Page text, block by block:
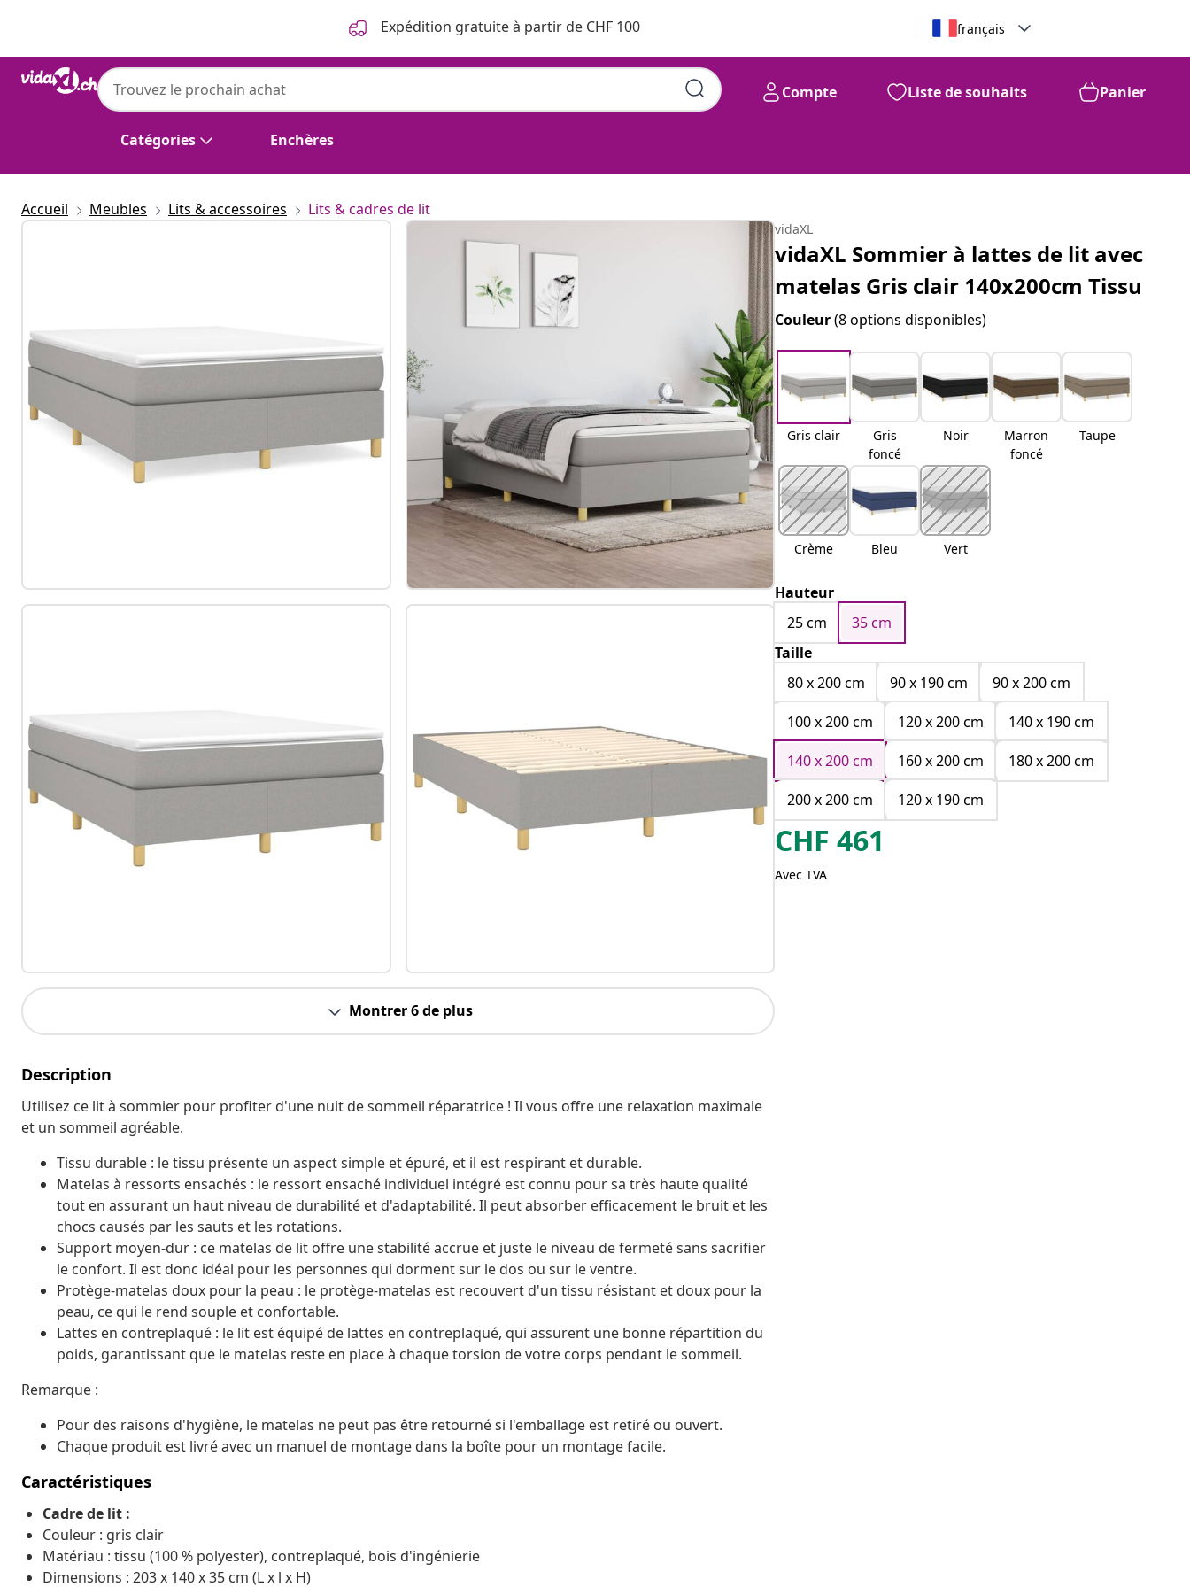
Expédition gratuite à partir de CHF 100 français
Catégories Enchères
Compte Liste de souhaits Panier
Accueil Meubles Lits & accessoires Lits & cadres de lit
Montrer 6 de plus
Description
Utilisez ce lit à sommier pour profiter d'une nuit de sommeil réparatrice ! Il vous offre une relaxation maximale
et un sommeil agréable.
Tissu durable : le tissu présente un aspect simple et épuré, et il est respirant et durable.
Matelas à ressorts ensachés : le ressort ensaché individuel intégré est connu pour sa très haute qualité
tout en assurant un haut niveau de durabilité et d'adaptabilité. Il peut absorber efficacement le bruit et les
chocs causés par les sauts et les rotations.
Support moyen-dur : ce matelas de lit offre une stabilité accrue et juste le niveau de fermeté sans sacrifier
le confort. Il est donc idéal pour les personnes qui dorment sur le dos ou sur le ventre.
Protège-matelas doux pour la peau : le protège-matelas est recouvert d'un tissu résistant et doux pour la
peau, ce qui le rend souple et confortable.
Lattes en contreplaqué : le lit est équipé de lattes en contreplaqué, qui assurent une bonne répartition du
poids, garantissant que le matelas reste en place à chaque torsion de votre corps pendant le sommeil.
Remarque :
Pour des raisons d'hygiène, le matelas ne peut pas être retourné si l'emballage est retiré ou ouvert.
Chaque produit est livré avec un manuel de montage dans la boîte pour un montage facile.
Caractéristiques
Cadre de lit :
Couleur : gris clair
Matériau : tissu (100 % polyester), contreplaqué, bois d'ingénierie
Dimensions : 203 x 140 x 35 cm (L x l x H)
vidaXL
vidaXL Sommier à lattes de lit avec
matelas Gris clair 140x200cm Tissu
Couleur(8 options disponibles)
Gris clair
Gris
foncé
Noir
Marron
foncé
Taupe
Crème Bleu Vert
Hauteur
25 cm
35 cm
Taille
80 x 200 cm
90 x 190 cm
90 x 200 cm
100 x 200 cm
120 x 200 cm
140 x 190 cm
140 x 200 cm
160 x 200 cm
180 x 200 cm
200 x 200 cm
120 x 190 cm
CHF 461
Avec TVA